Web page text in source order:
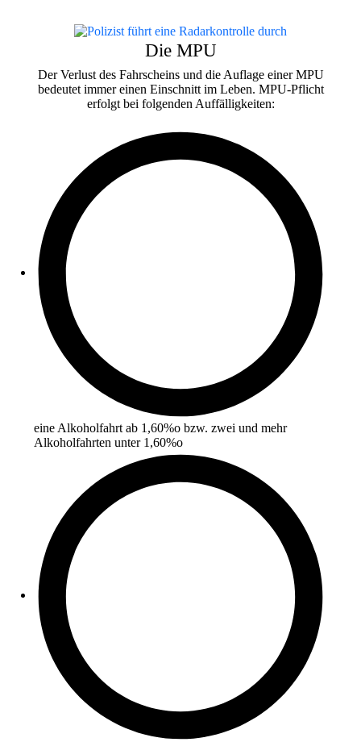
Die MPU
Der Verlust des Fahrscheins und die Auflage einer MPU
bedeutet immer einen Einschnitt im Leben. MPU-Pflicht
erfolgt bei folgenden Auffälligkeiten:
eine Alkoholfahrt ab 1,60%o bzw. zwei und mehr
Alkoholfahrten unter 1,60%o